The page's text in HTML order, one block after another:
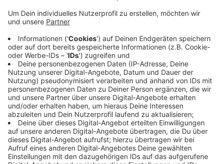
Zulassungsbeschränkungen für neue Praxen führt.
Anzeige
Messung des Versorgundsbedarfs
Anzeige
Die Kassenärztliche Vereinigung misst diese
Arztdichte mit dem Versorgungsgrad. Ein Wert von
exakt 100 Prozent gilt dabei als rechnerisch
passgenaue Versorgung für die Bevölkerung. Sinkt der